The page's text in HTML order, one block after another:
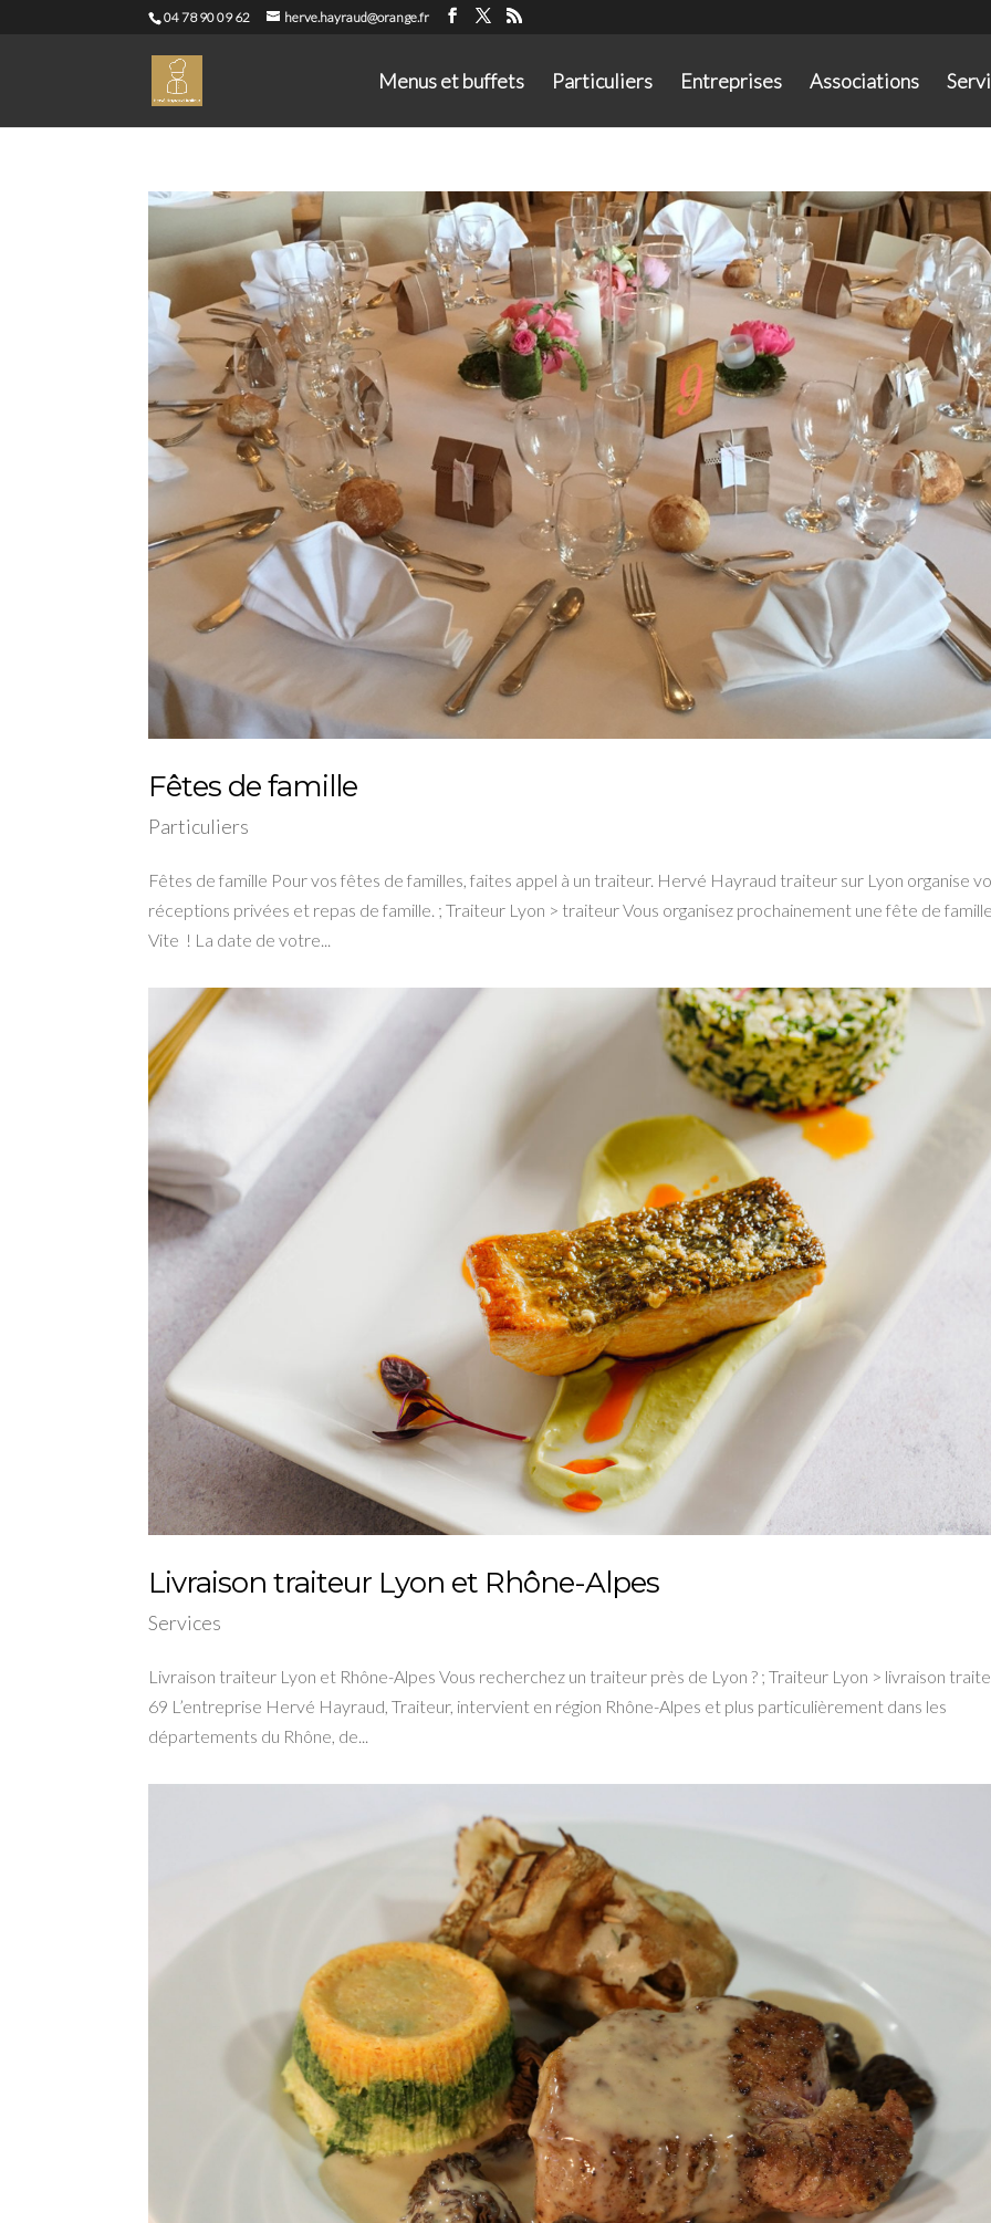
04 78 90 09 62 herve.hayraud@orange.fr
Menus et buffets Particuliers Entreprises Associations
Fêtes de famille
Particuliers
Fêtes de famille Pour vos fêtes de familles, faites appel à un traiteur. Hervé Hayraud traiteur sur Lyon organise
réceptions privées et repas de famille. ; Traiteur Lyon > traiteur Vous organisez prochainement une fête de
Vite ! La date de votre...
Livraison traiteur Lyon et Rhône-Alpes
Services
Livraison traiteur Lyon et Rhône-Alpes Vous recherchez un traiteur près de Lyon ? ; Traiteur Lyon > livraison
69 L’entreprise Hervé Hayraud, Traiteur, intervient en région Rhône-Alpes et plus particulièrement dans les
départements du Rhône, de...